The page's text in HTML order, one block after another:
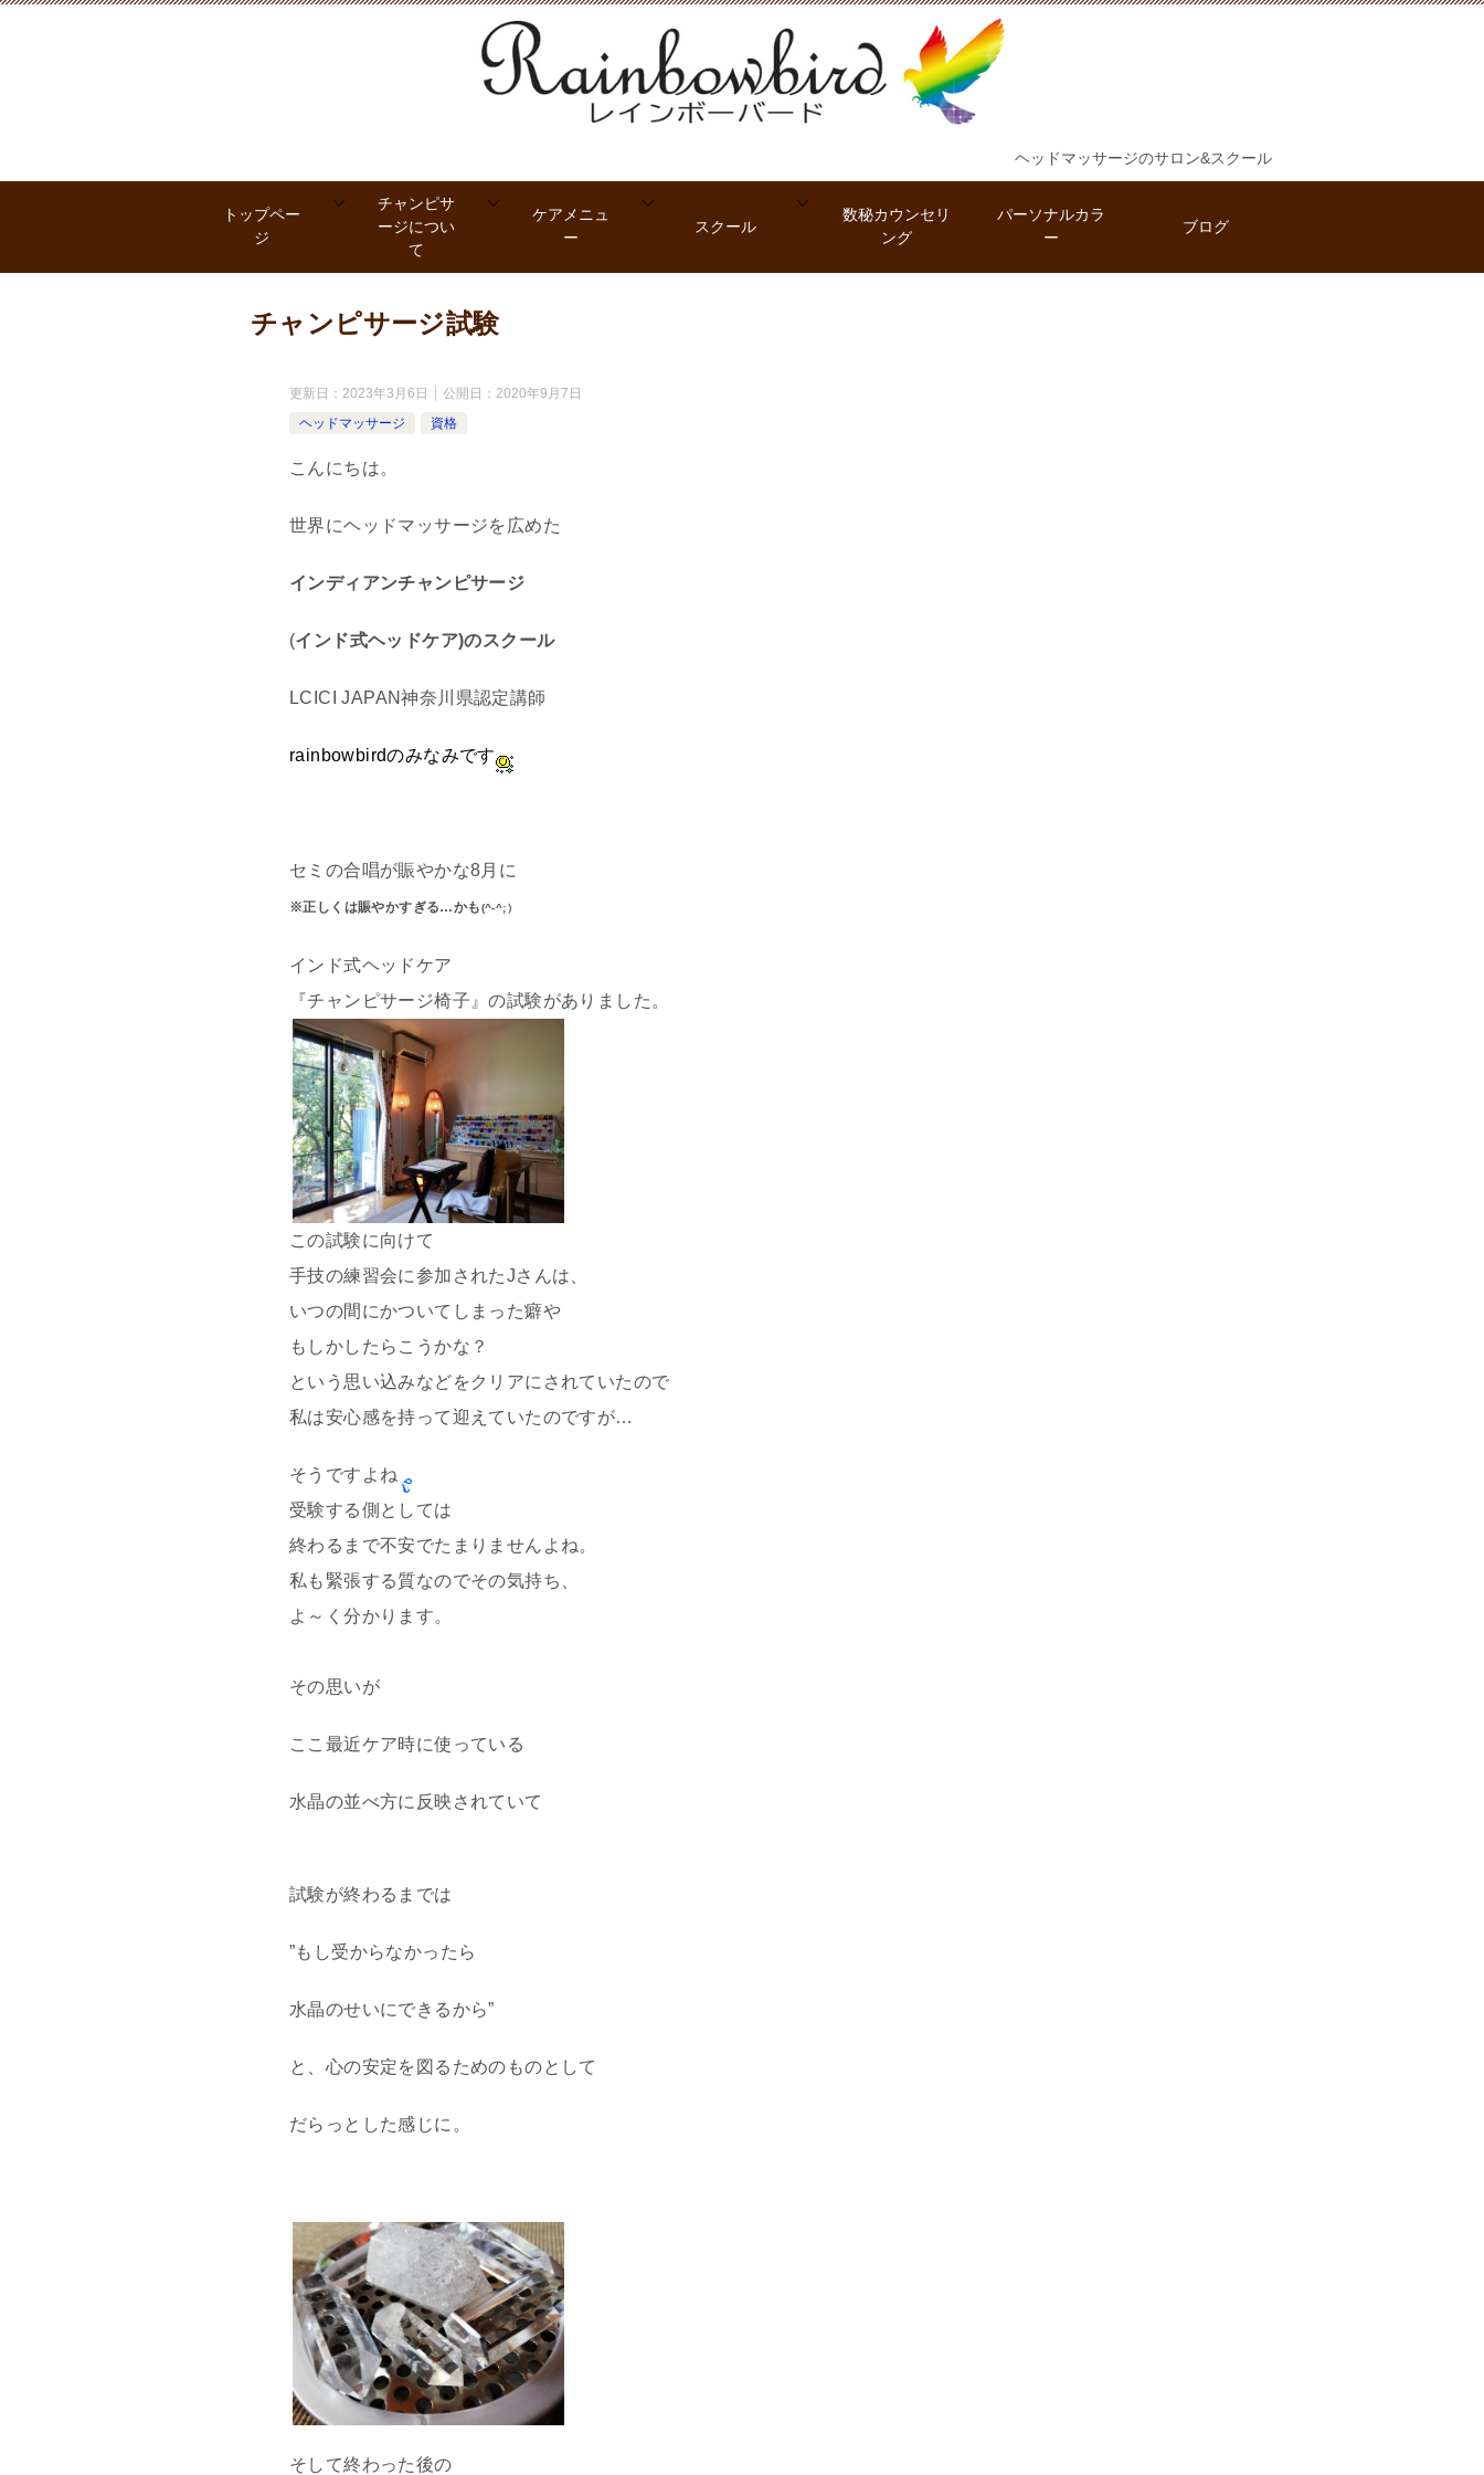
ヘッドマッサージのサロン&スクール
トップペー
ジ
チャンピサ
ージについ
て
ケアメニュ
ー
スクール
数秘カウンセリ
ング
パーソナルカラ
ー
ブログ
チャンピサージ試験
更新日： 2023年3月6日 公開日： 2020年9月7日
ヘッドマッサージ
資格
こんにちは。
世界にヘッドマッサージを広めた
インディアンチャンピサージ
(インド式ヘッドケア)のスクール
LCICI JAPAN神奈川県認定講師
rainbowbirdのみなみです
セミの合唱が賑やかな8月に
※正しくは賑やかすぎる…かも(^-^;）
インド式ヘッドケア
『チャンピサージ椅子』の試験がありました。
この試験に向けて
手技の練習会に参加されたJさんは、
いつの間にかついてしまった癖や
もしかしたらこうかな？
という思い込みなどをクリアにされていたので
私は安心感を持って迎えていたのですが…
そうですよね
受験する側としては
終わるまで不安でたまりませんよね。
私も緊張する質なのでその気持ち、
よ～く分かります。
その思いが
ここ最近ケア時に使っている
水晶の並べ方に反映されていて
試験が終わるまでは
”もし受からなかったら
水晶のせいにできるから”
と、心の安定を図るためのものとして
だらっとした感じに。
そして終わった後の